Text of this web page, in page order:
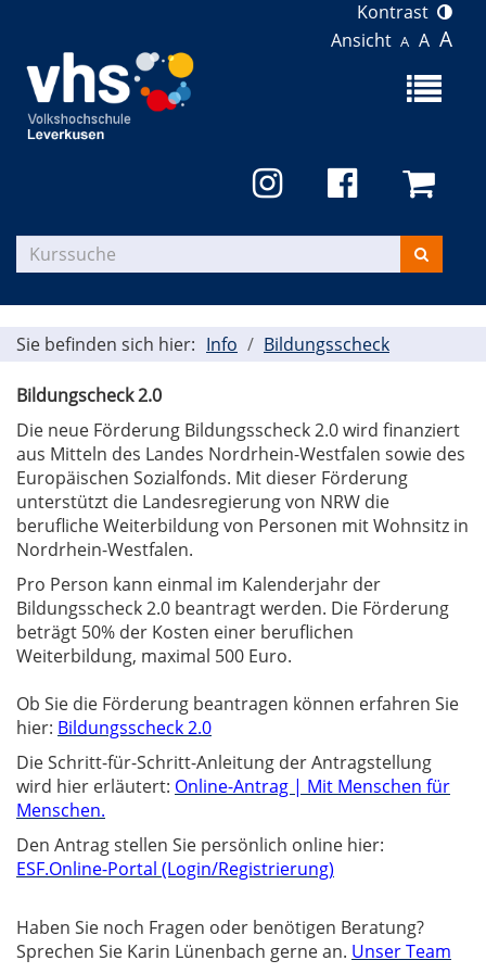
Kontrast
Ansicht A A A
Menü
Kurse
suchen
Sie befinden sich hier: Info Bildungsscheck
Bildungscheck 2.0
Die neue Förderung Bildungsscheck 2.0 wird finanziert
aus Mitteln des Landes Nordrhein-Westfalen sowie des
Europäischen Sozialfonds. Mit dieser Förderung
unterstützt die Landesregierung von NRW die
berufliche Weiterbildung von Personen mit Wohnsitz in
Nordrhein-Westfalen.
Pro Person kann einmal im Kalenderjahr der
Bildungsscheck 2.0 beantragt werden. Die Förderung
beträgt 50% der Kosten einer beruflichen
Weiterbildung, maximal 500 Euro.
Ob Sie die Förderung beantragen können erfahren Sie
hier: Bildungsscheck 2.0
Die Schritt-für-Schritt-Anleitung der Antragstellung
wird hier erläutert: Online-Antrag | Mit Menschen für
Menschen.
Den Antrag stellen Sie persönlich online hier:
ESF.Online-Portal (Login/Registrierung)
Haben Sie noch Fragen oder benötigen Beratung?
Sprechen Sie Karin Lünenbach gerne an. Unser Team